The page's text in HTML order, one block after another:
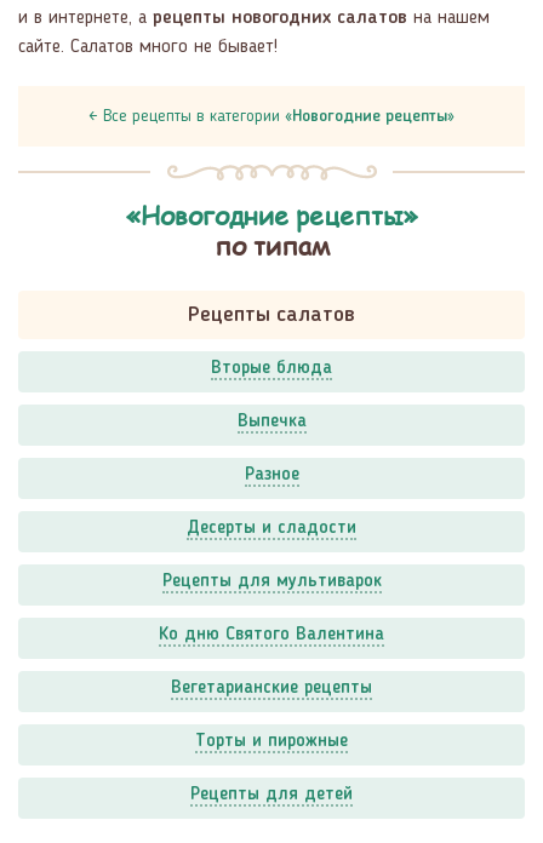
и в интернете, а рецепты новогодних салатов на нашем
сайте. Салатов много не бывает!
← Все рецепты в категории «Новогодние рецепты»
«Новогодние рецепты»
по типам
Рецепты салатов
Вторые блюда
Выпечка
Разное
Десерты и сладости
Рецепты для мультиварок
Ко дню Святого Валентина
Вегетарианские рецепты
Торты и пирожные
Рецепты для детей